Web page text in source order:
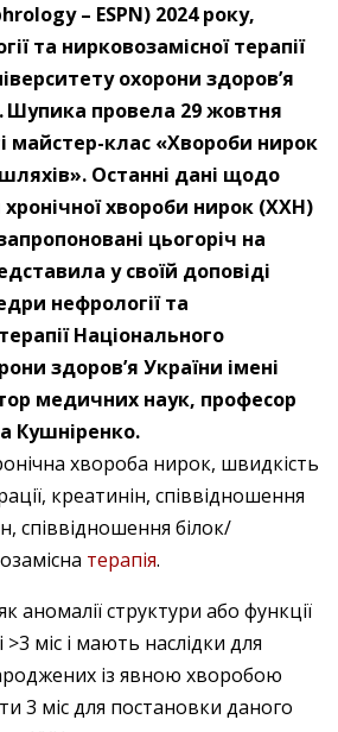
– ESPN) 2024 року,
та нирковозамісної терапії
охорони здоров’я
Шупика провела 29 жовтня
майстер-клас «Хвороби нирок
Останні дані щодо
хвороби нирок (ХХН)
цьогоріч на
у своїй доповіді
нефрології та
Національного
здоров’я України імені
медичних наук, професор
Кушніренко.
хвороба нирок, швидкість
креатинін, співвідношення
співвідношення білок/
терапія.
аномалії структури або функції
>3 міс і мають наслідки для
із явною хворобою
3 міс для постановки даного